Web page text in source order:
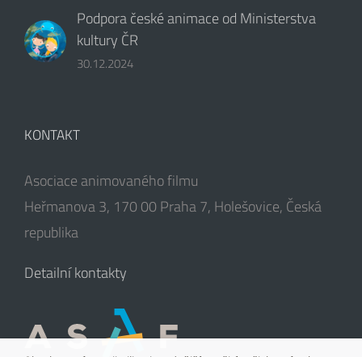
Podpora české animace od Ministerstva
kultury ČR
30.12.2024
KONTAKT
Asociace animovaného filmu
Heřmanova 3, 170 00 Praha 7, Holešovice, Česká
republika
Detailní kontakty